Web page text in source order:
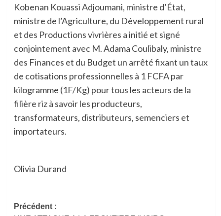
Kobenan Kouassi Adjoumani, ministre d’État,
ministre de l’Agriculture, du Développement rural
et des Productions vivrières a initié et signé
conjointement avec M. Adama Coulibaly, ministre
des Finances et du Budget un arrêté fixant un taux
de cotisations professionnelles à 1 FCFA par
kilogramme (1F/Kg) pour tous les acteurs de la
filière riz à savoir les producteurs,
transformateurs, distributeurs, semenciers et
importateurs.
Olivia Durand
Navigation
Précédent :